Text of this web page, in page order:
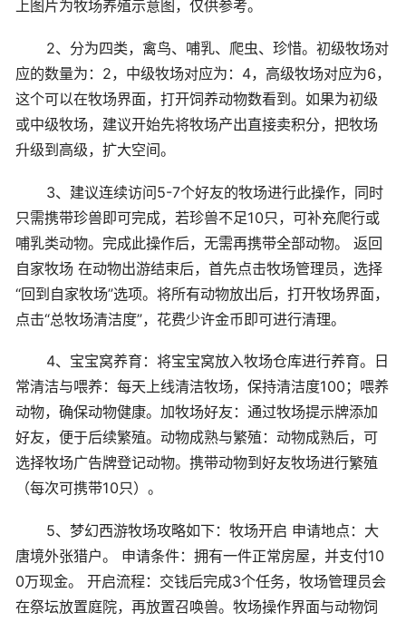
上图片为牧场养殖示意图，仅供参考。
2、分为四类，禽鸟、哺乳、爬虫、珍惜。初级牧场对
应的数量为：2，中级牧场对应为：4，高级牧场对应为6，
这个可以在牧场界面，打开饲养动物数看到。如果为初级
或中级牧场，建议开始先将牧场产出直接卖积分，把牧场
升级到高级，扩大空间。
3、建议连续访问5-7个好友的牧场进行此操作，同时
只需携带珍兽即可完成，若珍兽不足10只，可补充爬行或
哺乳类动物。完成此操作后，无需再携带全部动物。 返回
自家牧场 在动物出游结束后，首先点击牧场管理员，选择
“回到自家牧场”选项。将所有动物放出后，打开牧场界面，
点击“总牧场清洁度”，花费少许金币即可进行清理。
4、宝宝窝养育：将宝宝窝放入牧场仓库进行养育。日
常清洁与喂养：每天上线清洁牧场，保持清洁度100；喂养
动物，确保动物健康。加牧场好友：通过牧场提示牌添加
好友，便于后续繁殖。动物成熟与繁殖：动物成熟后，可
选择牧场广告牌登记动物。携带动物到好友牧场进行繁殖
（每次可携带10只）。
5、梦幻西游牧场攻略如下：牧场开启 申请地点：大
唐境外张猎户。 申请条件：拥有一件正常房屋，并支付10
0万现金。 开启流程：交钱后完成3个任务，牧场管理员会
在祭坛放置庭院，再放置召唤兽。牧场操作界面与动物饲